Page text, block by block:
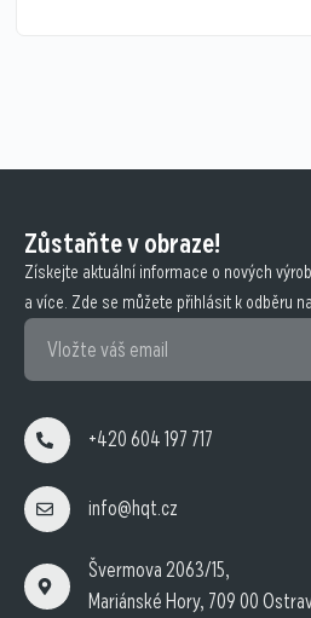
Zůstaňte v obraze!
Získejte aktuální informace o nových
a více. Zde se můžete přihlásit k odběru
+420 604 197 717
info@hqt.cz
Švermova 2063/15,
Mariánské Hory, 709 00